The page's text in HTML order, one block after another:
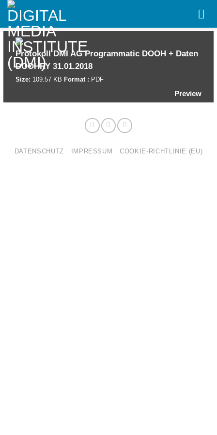
Skip
content
Protokoll DMI AG Programmatic DOOH + Daten
DOOHRY 31.01.2018
Size: 109.57 KB Format : PDF
Preview
DATENSCHUTZ IMPRESSUM COOKIE-RICHTLINIE (EU)